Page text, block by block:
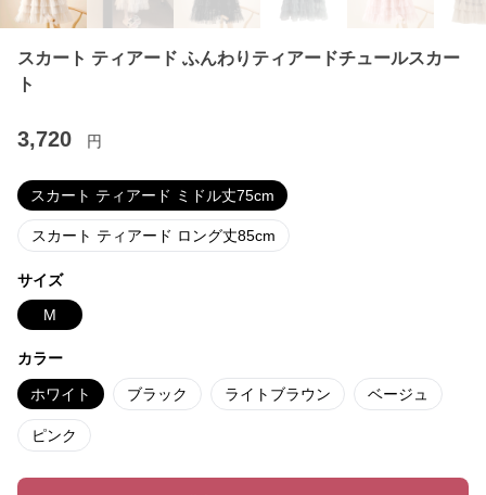
スカート ティアード ふんわりティアードチュールスカー
ト
3,720 円
スカート ティアード ミドル丈75cm
スカート ティアード ロング丈85cm
サイズ
M
カラー
ホワイト ブラック ライトブラウン ベージュ
ピンク